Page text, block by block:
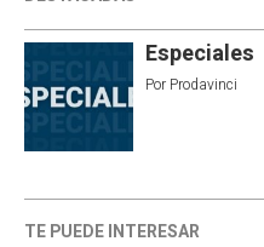
Especiales
Por Prodavinci
TE PUEDE INTERESAR